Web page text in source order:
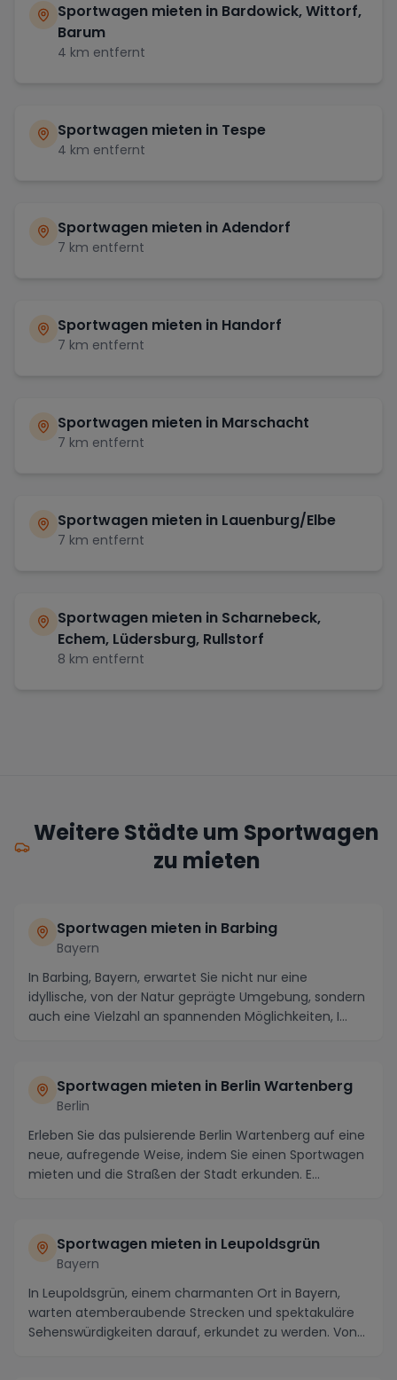
Sportwagen mieten in Bardowick, Wittorf,
Barum
4 km entfernt
Sportwagen mieten in Tespe
4 km entfernt
Sportwagen mieten inAdendorf
7 km entfernt
Sportwagen mieten in Handorf
7 km entfernt
Sportwagen mieten in Marschacht
7 km entfernt
Sportwagen mieten in Lauenburg/Elbe
7 km entfernt
Sportwagen mieten in Scharnebeck,
Echem, Lüdersburg, Rullstorf
8 km entfernt
Weitere Städte um Sportwagen
zu mieten
Sportwagen mieten in Barbing
Bayern
In Barbing, Bayern, erwartet Sie nicht nur eine
idyllische, von der Natur geprägte Umgebung, sondern
auch eine Vielzahl an spannenden Möglichkeiten, I...
Sportwagen mieten in Berlin Wartenberg
Berlin
Erleben Sie das pulsierende Berlin Wartenberg auf eine
neue, aufregende Weise, indem Sie einen Sportwagen
mieten und die Straßen der Stadt erkunden. E...
Sportwagen mieten in Leupoldsgrün
Bayern
In Leupoldsgrün, einem charmanten Ort in Bayern,
warten atemberaubende Strecken und spektakuläre
Sehenswürdigkeiten darauf, erkundet zu werden. Von